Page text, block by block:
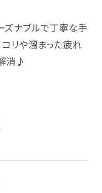
ズナブルで丁寧な手
コリや溜まった疲れ
消♪